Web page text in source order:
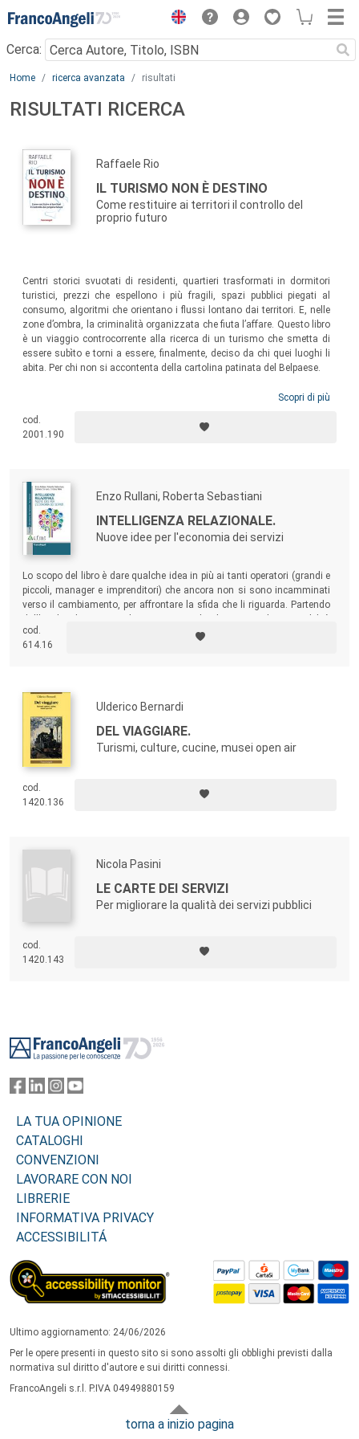
Menu
Cerca:
Main content
Home ricerca avanzata risultati
RISULTATI RICERCA
Raffaele Rio
IL TURISMO NON È DESTINO
Come restituire ai territori il controllo del
proprio futuro
Centri storici svuotati di residenti, quartieri trasformati in dormitori
turistici, prezzi che espellono i più fragili, spazi pubblici piegati al
consumo, algoritmi che orientano i flussi lontano dai territori. E, nelle
zone d’ombra, la criminalità organizzata che fiuta l’affare. Questo libro
è un viaggio controcorrente alla ricerca di un turismo che smetta di
essere subìto e torni a essere, finalmente, deciso da chi quei luoghi li
abita. Per chi non si accontenta della cartolina patinata del Belpaese.
Scopri di più
cod.
2001.190
Enzo Rullani, Roberta Sebastiani
INTELLIGENZA RELAZIONALE.
Nuove idee per l'economia dei servizi
Lo scopo del libro è dare qualche idea in più ai tanti operatori (grandi e
piccoli, manager e imprenditori) che ancora non si sono incamminati
verso il cambiamento, per affrontare la sfida che li riguarda. Partendo
e la convenienza di questa strada, questo libro può fornire loro una
mappa utile.
cod.
614.16
Ulderico Bernardi
DEL VIAGGIARE.
Turismi, culture, cucine, musei open air
cod.
1420.136
Nicola Pasini
LE CARTE DEI SERVIZI
Per migliorare la qualità dei servizi pubblici
cod.
1420.143
LA TUA OPINIONE
CATALOGHI
CONVENZIONI
LAVORARE CON NOI
LIBRERIE
INFORMATIVA PRIVACY
ACCESSIBILITÁ
Ultimo aggiornamento: 24/06/2026
Per le opere presenti in questo sito si sono assolti gli obblighi previsti dalla
normativa sul diritto d'autore e sui diritti connessi.
FrancoAngeli s.r.l. P.IVA 04949880159
torna a inizio pagina